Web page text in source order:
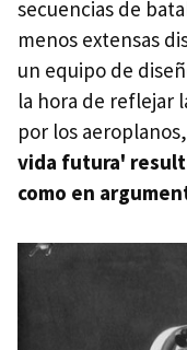
secuencias de
menos extensas
un equipo de
la hora de reflejar
por los
vida futura'
como en